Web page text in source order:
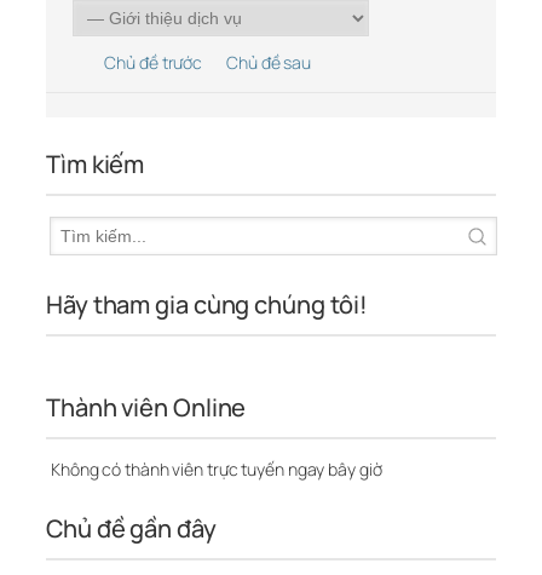
Chủ đề trước Chủ đề sau
Tìm kiếm
Hãy tham gia cùng chúng tôi!
Thành viên Online
Không có thành viên trực tuyến ngay bây giờ
Chủ đề gần đây